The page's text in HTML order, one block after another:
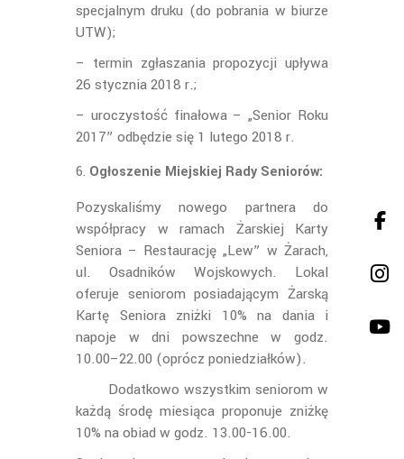
specjalnym druku (do pobrania w biurze
UTW);
– termin zgłaszania propozycji upływa
26 stycznia 2018 r.;
– uroczystość finałowa – „Senior Roku
2017” odbędzie się 1 lutego 2018 r.
Ogłoszenie Miejskiej Rady Seniorów:
Pozyskaliśmy nowego partnera do
współpracy w ramach Żarskiej Karty
Seniora – Restaurację „Lew” w Żarach,
ul. Osadników Wojskowych. Lokal
oferuje seniorom posiadającym Żarską
Kartę Seniora zniżki 10% na dania i
napoje w dni powszechne w godz.
10.00–22.00 (oprócz poniedziałków).
Dodatkowo wszystkim seniorom w
każdą środę miesiąca proponuje zniżkę
10% na obiad w godz. 13.00-16.00.